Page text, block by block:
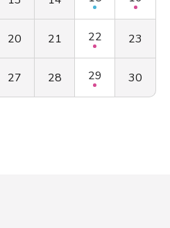
20 21 22 23
27 28 29 30